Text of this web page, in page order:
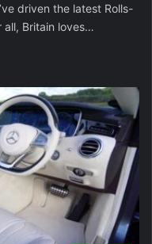
driven the latest Rolls-
all, Britain loves…